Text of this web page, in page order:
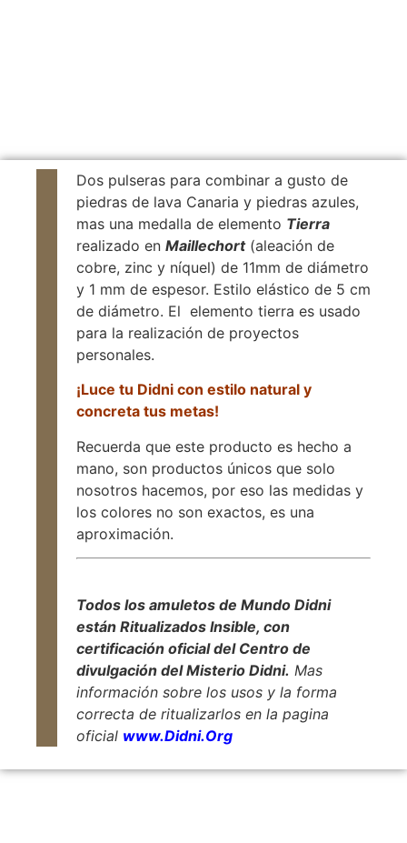
Dos pulseras para combinar a gusto de
piedras de lava Canaria y piedras azules,
mas una medalla de elemento Tierra
realizado en Maillechort(aleación de
cobre, zinc y níquel) de 11mm de diámetro
y 1 mm de espesor. Estilo elástico de 5 cm
de diámetro. El elemento tierra es usado
para la realización de proyectos
personales.
¡Luce tu Didni con estilo natural y
concreta tus metas!
Recuerda que este producto es hecho a
mano, son productos únicos que solo
nosotros hacemos, por eso las medidas y
los colores no son exactos, es una
aproximación.
Todos los amuletos de Mundo Didni
están Ritualizados Insible, con
certificación oficial del Centro de
divulgación del Misterio Didni. Mas
información sobre los usos y la forma
correcta de ritualizarlos en la pagina
oficial www.Didni.Org